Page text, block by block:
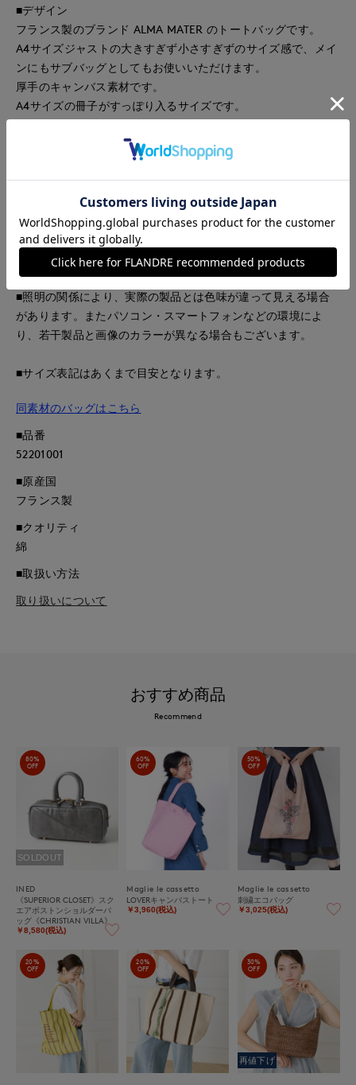
■デザイン
フランス製のブランド ALMA MATER のトートバッグです。
A4サイズジャストの大きすぎず小さすぎずのサイズ感で、メイ
ンにもサブバッグとしてもお使いいただけます。
厚手のキャンバス素材です。
A4サイズの冊子がすっぽり入るサイズです。
同素材のバッグ品番：1052201002
サイズ:H31.5cm×W23.5cm マチ無し
■サンプル撮影商品
画像の商品はサンプルです。実際の商品とはサイズや色味、素
材、デザイン等の仕様が若干変更になる場合がございます。
■照明の関係により、実際の製品とは色味が違って見える場合
があります。またパソコン・スマートフォンなどの環境によ
り、若干製品と画像のカラーが異なる場合もございます。
■サイズ表記はあくまで目安となります。
同素材のバッグはこちら
■品番
52201001
■原産国
フランス製
■クオリティ
綿
■取扱い方法
取り扱いについて
おすすめ商品
Recommend
80%
OFF
SOLDOUT
INED
《SUPERIOR CLOSET》スク
エアボストンショルダーバ
ッグ《CHRISTIAN VILLA》
￥8,580(税込)
60%
OFF
Maglie le cassetto
LOVERキャンバストート
￥3,960(税込)
50%
OFF
Maglie le cassetto
刺繍エコバッグ
￥3,025(税込)
20%
OFF
20%
OFF
30%
OFF
再値下げ